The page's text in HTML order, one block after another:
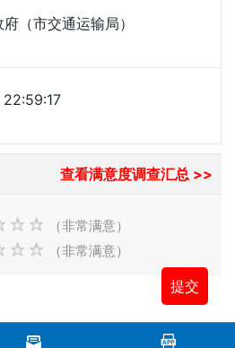
（市交通运输局）
查看满意度调查汇总 >>
（非常满意）
（非常满意）